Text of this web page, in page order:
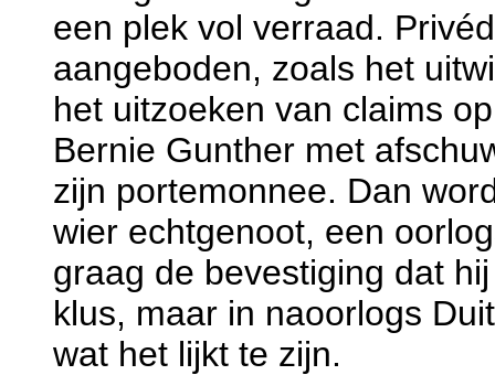
een plek vol verraad.
aangeboden, zoals het
het uitzoeken van claims
Bernie Gunther met
zijn portemonnee. Dan
wier echtgenoot, een
graag de bevestiging dat
klus, maar in naoorlogs
wat het lijkt te zijn.